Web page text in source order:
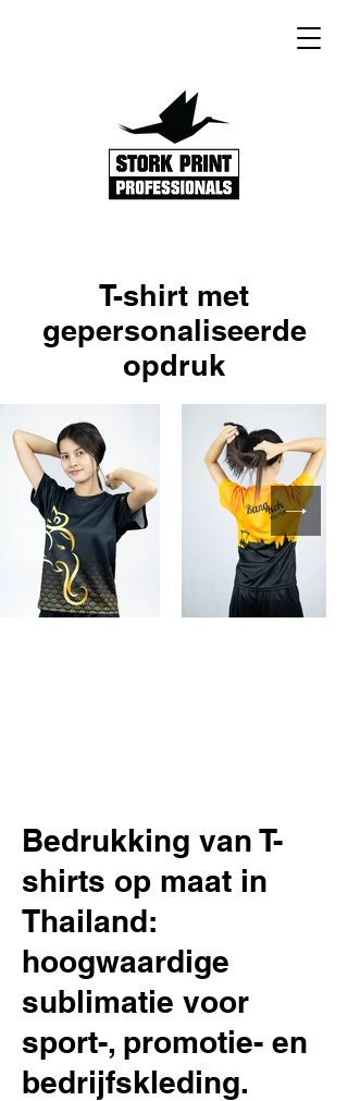
T-shirt met
gepersonaliseerde
opdruk
Bedrukking van T-
shirts op maat in
Thailand:
hoogwaardige
sublimatie voor
sport-, promotie- en
bedrijfskleding.